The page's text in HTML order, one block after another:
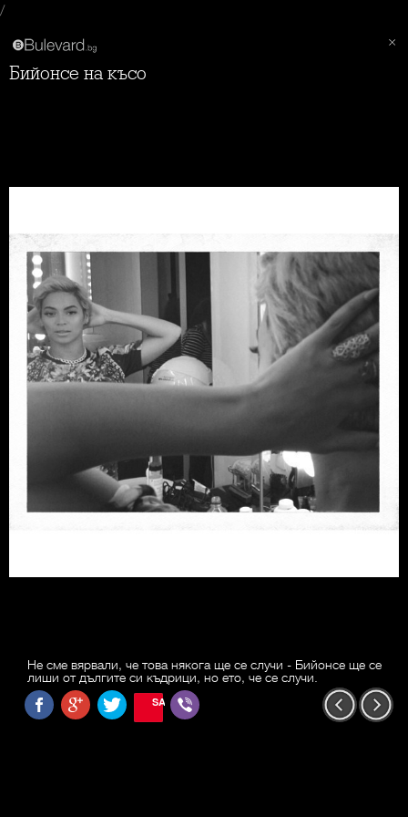
/
Бийонсе на късо
Не сме вярвали, че това някога ще се случи - Бийонсе ще се
лиши от дългите си къдрици, но ето, че се случи.
SAVE